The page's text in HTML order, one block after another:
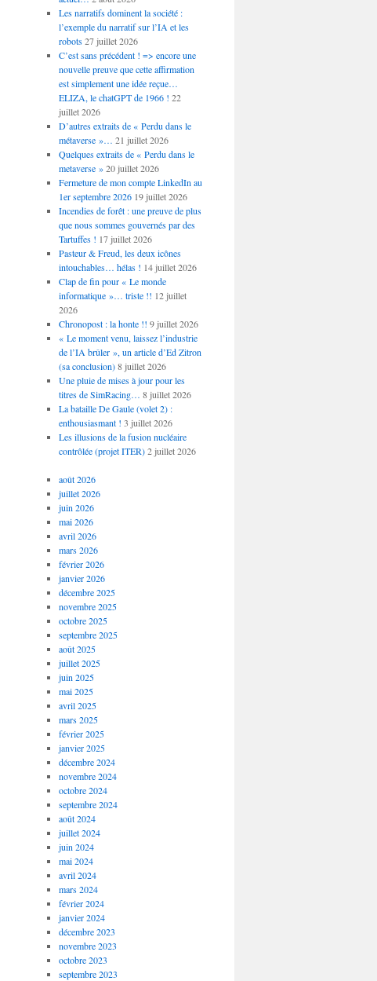
Les narratifs dominent la société :
l’exemple du narratif sur l’IA et les
robots 27 juillet 2026
C’est sans précédent ! => encore une
nouvelle preuve que cette affirmation
est simplement une idée reçue…
ELIZA, le chatGPT de 1966 ! 22
juillet 2026
D’autres extraits de « Perdu dans le
métaverse »… 21 juillet 2026
Quelques extraits de « Perdu dans le
metaverse » 20 juillet 2026
Fermeture de mon compte LinkedIn au
1er septembre 2026 19 juillet 2026
Incendies de forêt : une preuve de plus
que nous sommes gouvernés par des
Tartuffes ! 17 juillet 2026
Pasteur & Freud, les deux icônes
intouchables… hélas ! 14 juillet 2026
Clap de fin pour « Le monde
informatique »… triste !! 12 juillet
2026
Chronopost : la honte !! 9 juillet 2026
« Le moment venu, laissez l’industrie
de l’IA brûler », un article d’Ed Zitron
(sa conclusion) 8 juillet 2026
Une pluie de mises à jour pour les
titres de SimRacing… 8 juillet 2026
La bataille De Gaule (volet 2) :
enthousiasmant ! 3 juillet 2026
Les illusions de la fusion nucléaire
contrôlée (projet ITER) 2 juillet 2026
août 2026
juillet 2026
juin 2026
mai 2026
avril 2026
mars 2026
février 2026
janvier 2026
décembre 2025
novembre 2025
octobre 2025
septembre 2025
août 2025
juillet 2025
juin 2025
mai 2025
avril 2025
mars 2025
février 2025
janvier 2025
décembre 2024
novembre 2024
octobre 2024
septembre 2024
août 2024
juillet 2024
juin 2024
mai 2024
avril 2024
mars 2024
février 2024
janvier 2024
décembre 2023
novembre 2023
octobre 2023
septembre 2023